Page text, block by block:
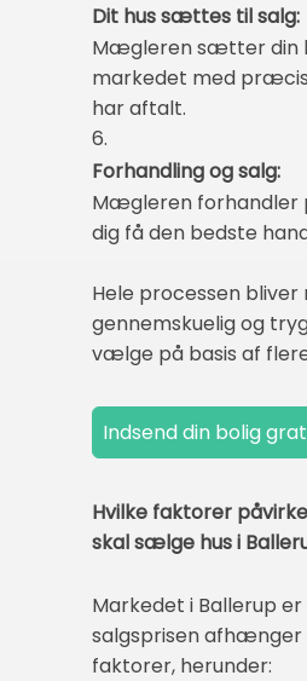
Dit hus sættes til salg:
Mægleren sætter din
markedet med
har aftalt.
6.
Forhandling og salg:
Mægleren forhandler
dig få den bedste
Hele processen bliver
gennemskuelig og
vælge på basis af
Hvilke faktorer
skal sælge hus i
Markedet i Ballerup
salgsprisen afhænger
faktorer, herunder: